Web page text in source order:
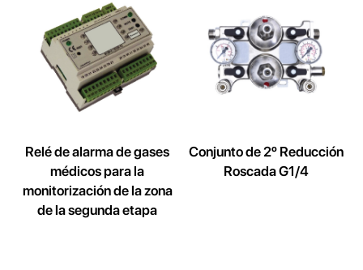
Relé de alarma de gases
médicos para la
monitorización de la zona
de la segunda etapa
Conjunto de 2º Reducción
Roscada G1/4